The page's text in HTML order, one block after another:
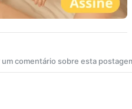
comentário sobre esta